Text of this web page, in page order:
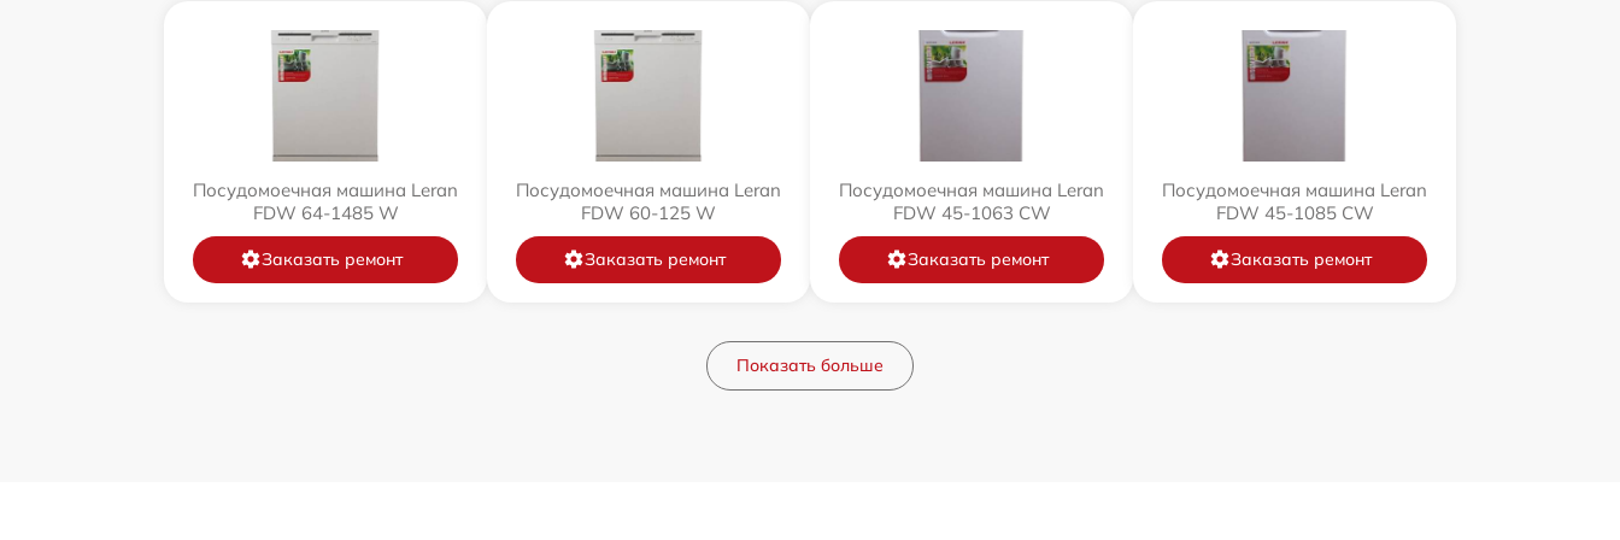
Посудомоечная машина Leran
FDW 64-1485 W
Заказать ремонт
Посудомоечная машина Leran
FDW 60-125 W
Заказать ремонт
Посудомоечная машина Leran
FDW 45-1063 CW
Заказать ремонт
Посудомоечная машина Leran
FDW 45-1085 CW
Заказать ремонт
Показать больше